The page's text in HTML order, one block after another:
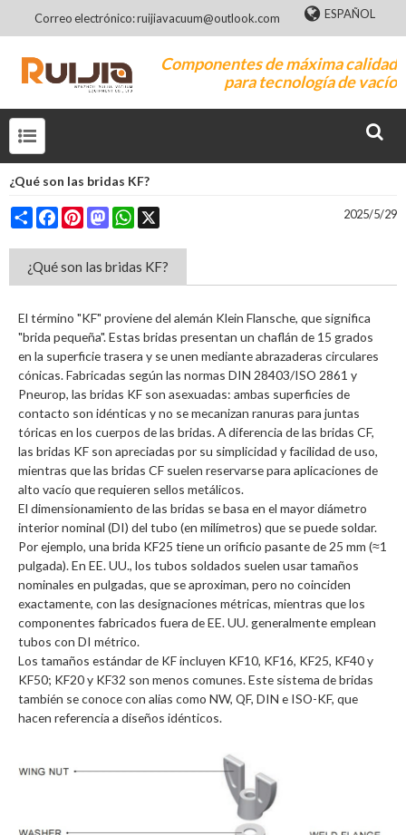
Correo electrónico: ruijiavacuum@outlook.com ESPAÑOL
Componentes de máxima calidad
para tecnología de vacío
¿Qué son las bridas KF?
Share FacebookPinterestMastodonWhatsApp 2025/5/29
¿Qué son las bridas KF?
El término "KF" proviene del alemán Klein Flansche, que significa
"brida pequeña". Estas bridas presentan un chaflán de 15 grados
en la superficie trasera y se unen mediante abrazaderas circulares
cónicas. Fabricadas según las normas DIN 28403/ISO 2861 y
Pneurop, las bridas KF son asexuadas: ambas superficies de
contacto son idénticas y no se mecanizan ranuras para juntas
tóricas en los cuerpos de las bridas. A diferencia de las bridas CF,
las bridas KF son apreciadas por su simplicidad y facilidad de uso,
mientras que las bridas CF suelen reservarse para aplicaciones de
alto vacío que requieren sellos metálicos.
El dimensionamiento de las bridas se basa en el mayor diámetro
interior nominal (DI) del tubo (en milímetros) que se puede soldar.
Por ejemplo, una brida KF25 tiene un orificio pasante de 25 mm (≈1
pulgada). En EE. UU., los tubos soldados suelen usar tamaños
nominales en pulgadas, que se aproximan, pero no coinciden
exactamente, con las designaciones métricas, mientras que los
componentes fabricados fuera de EE. UU. generalmente emplean
tubos con DI métrico.
Los tamaños estándar de KF incluyen KF10, KF16, KF25, KF40 y
KF50; KF20 y KF32 son menos comunes. Este sistema de bridas
también se conoce con alias como NW, QF, DIN e ISO-KF, que
hacen referencia a diseños idénticos.